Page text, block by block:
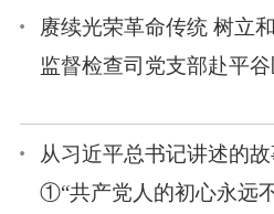
赓续光荣革命传统 树
监督检查司党支部赴平
从习近平总书记讲述的
①“共产党人的初心永远